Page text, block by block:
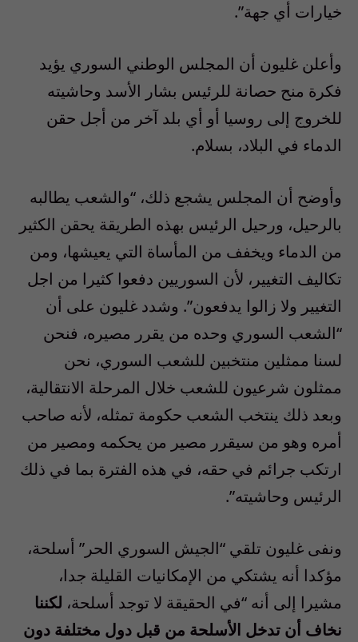
خيارات أي جهة”.
وأعلن غليون أن المجلس الوطني السوري يؤيد
فكرة منح حصانة للرئيس بشار الأسد وحاشيته
للخروج إلى روسيا أو أي بلد آخر من أجل حقن
الدماء في البلاد، بسلام.
وأوضح أن المجلس يشجع ذلك، “والشعب يطالبه
بالرحيل، ورحيل الرئيس بهذه الطريقة يحقن الكثير
من الدماء ويخفف من المأساة التي يعيشها، ومن
تكاليف التغيير، لأن السوريين دفعوا كثيرا من اجل
التغيير ولا زالوا يدفعون”. وشدد غليون على أن
“الشعب السوري وحده من يقرر مصيره، فنحن
لسنا ممثلين منتخبين للشعب السوري، نحن
ممثلون شرعيون للشعب خلال المرحلة الانتقالية،
وبعد ذلك ينتخب الشعب حكومة تمثله، لأنه صاحب
أمره وهو من سيقرر مصير من يحكمه ومصير من
ارتكب جرائم في حقه، في هذه الفترة بما في ذلك
الرئيس وحاشيته”.
ونفى غليون تلقي “الجيش السوري الحر” أسلحة،
مؤكدا أنه يشتكي من الإمكانيات القليلة جدا،
مشيرا إلى أنه “في الحقيقة لا توجد أسلحة، لكننا
نخاف أن تدخل الأسلحة من قبل دول مختلفة دون